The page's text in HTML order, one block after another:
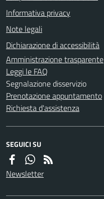
Informativa privacy
Note legali
Dichiarazione di accessibilità
Amministrazione trasparente
Leggi le FAQ
Segnalazione disservizio
Prenotazione appuntamento
Richiesta d'assistenza
SEGUICI SU
Newsletter